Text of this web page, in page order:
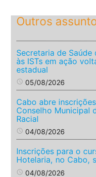
Outros
Secretaria de
às ISTs em ação
estadual
access_time 05/08/2026
Cabo abre
Conselho Municipal
Racial
access_time 04/08/2026
Inscrições para o
Hotelaria, no Cabo,
access_time 04/08/2026